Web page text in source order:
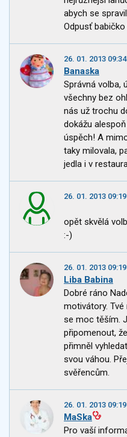
abych se
Odpusť
26. 01. 2013 09:34
Banaska
Správná volba,
všechny bez
nás už trochu
dokážu
úspěch! A
taky milovala,
jedla i v
26. 01. 2013 09:19
opět skvělá
:-)
26. 01. 2013 09:19
Liba Babina
Dobré ráno
motivátory. Tvé
se moc těším.
připomenout,
přimněl
svou váhou.
svěřencům.
26. 01. 2013 09:19
MaSka
Pro vaší